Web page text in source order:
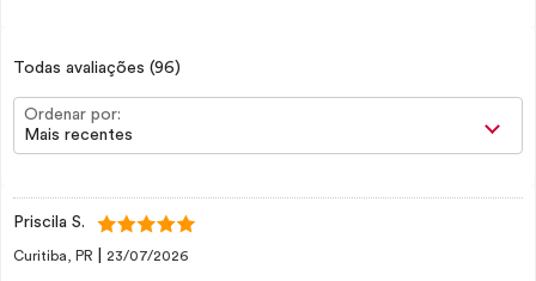
Todas avaliações (96)
Ordenar por:
Mais recentes
Priscila S.
Curitiba, PR 23/07/2026